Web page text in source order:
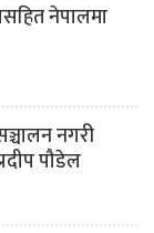
नेपालमा
नगरी
पौडेल